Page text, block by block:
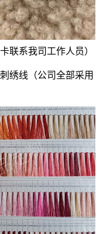
联系我司工作人员）
绣线（公司全部采用